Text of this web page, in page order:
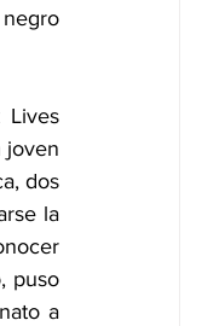
Lives
joven
dos
la
puso
a